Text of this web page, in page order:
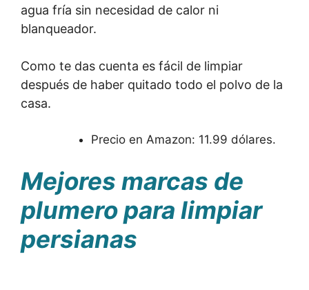
agua fría sin necesidad de calor ni
blanqueador.
Como te das cuenta es fácil de limpiar
después de haber quitado todo el polvo de la
casa.
Precio en Amazon: 11.99 dólares.
Mejores marcas de
plumero para limpiar
persianas